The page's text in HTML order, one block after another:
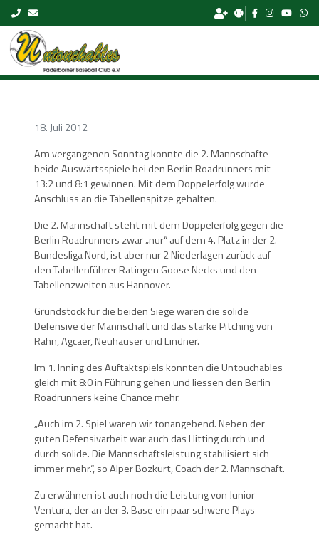
Skip to content
18. Juli 2012
Am vergangenen Sonntag konnte die 2. Mannschafte
beide Auswärtsspiele bei den Berlin Roadrunners mit
13:2 und 8:1 gewinnen. Mit dem Doppelerfolg wurde
Anschluss an die Tabellenspitze gehalten.
Die 2. Mannschaft steht mit dem Doppelerfolg gegen die
Berlin Roadrunners zwar „nur“ auf dem 4. Platz in der 2.
Bundesliga Nord, ist aber nur 2 Niederlagen zurück auf
den Tabellenführer Ratingen Goose Necks und den
Tabellenzweiten aus Hannover.
Grundstock für die beiden Siege waren die solide
Defensive der Mannschaft und das starke Pitching von
Rahn, Agcaer, Neuhäuser und Lindner.
Im 1. Inning des Auftaktspiels konnten die Untouchables
gleich mit 8:0 in Führung gehen und liessen den Berlin
Roadrunners keine Chance mehr.
„Auch im 2. Spiel waren wir tonangebend. Neben der
guten Defensivarbeit war auch das Hitting durch und
durch solide. Die Mannschaftsleistung stabilisiert sich
immer mehr.“, so Alper Bozkurt, Coach der 2. Mannschaft.
Zu erwähnen ist auch noch die Leistung von Junior
Ventura, der an der 3. Base ein paar schwere Plays
gemacht hat.